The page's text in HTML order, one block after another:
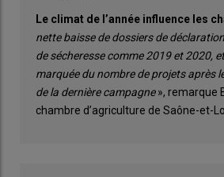
Le climat de l’année influence les
nette baisse de dossiers de
de sécheresse comme 2019 et 2020,
marquée du nombre de projets après
de la dernière campagne», remarque
chambre d’agriculture de Saône-et-